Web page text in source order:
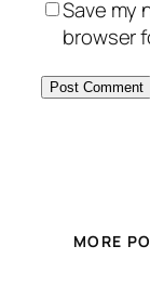
Save my
browser
MORE